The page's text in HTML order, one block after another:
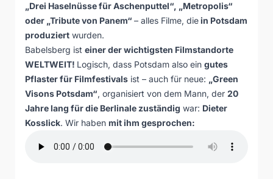
„Drei Haselnüsse für Aschenputtel“, „Metropolis“
oder „Tribute von Panem“ – alles Filme, diein Potsdam
produziert wurden.
Babelsberg ist einer der wichtigsten Filmstandorte
WELTWEIT! Logisch, dass Potsdam also ein gutes
Pflaster für Filmfestivals ist – auch für neue: „Green
Visons Potsdam“, organisiert von dem Mann, der 20
Jahre lang für die Berlinale zuständig war: Dieter
Kosslick. Wir haben mit ihm gesprochen: